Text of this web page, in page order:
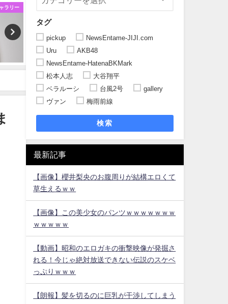
ラリー
タグ
pickup
NewsEntame-JIJI.com
Uru
AKB48
NewsEntame-HatenaBKMark
松本人志
大谷翔平
ベラルーシ
台風2号
gallery
ヴァン
梅雨前線
検索
最新記事
【画像】櫻井梨央のお腹周りが結構エロくて
草生えるｗｗ
【画像】この美少女のパンツｗｗｗｗｗｗｗ
ｗｗｗｗｗ
【動画】昭和のエロガキの衝撃映像が発掘さ
れる！今じゃ絶対放送できない伝説のスケベ
っぷりｗｗｗ
【朗報】髪を切るのに巨乳が干渉してしまう